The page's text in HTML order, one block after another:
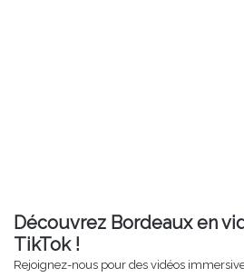
Découvrez Bordeaux en
TikTok !
Rejoignez-nous pour des vidéos